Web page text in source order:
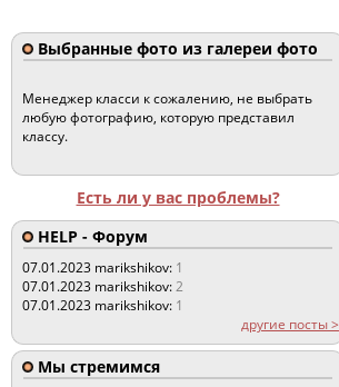
Выбранные фото из галереи фото
Менеджер класси к сожалению, не выбрать
любую фотографию, которую представил
классу.
Есть ли у вас проблемы?
HELP - Форум
07.01.2023 marikshikov: 1
07.01.2023 marikshikov:2
07.01.2023 marikshikov: 1
другие посты >
Мы стремимся